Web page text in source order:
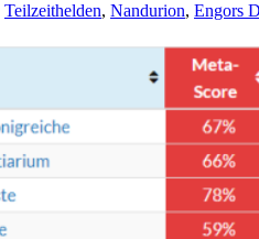
Teilzeithelden, Nandurion, Engors